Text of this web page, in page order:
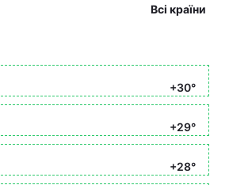
Всі країни
+30°
+29°
+28°